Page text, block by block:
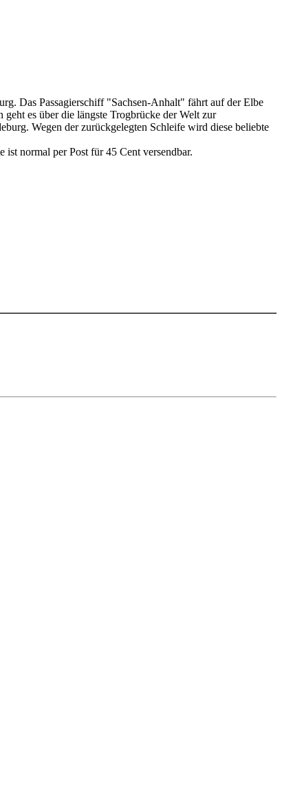
Das Passagierschiff "Sachsen-Anhalt" fährt auf der Elbe
es über die längste Trogbrücke der Welt zur
Wegen der zurückgelegten Schleife wird diese beliebte
normal per Post für 45 Cent versendbar.